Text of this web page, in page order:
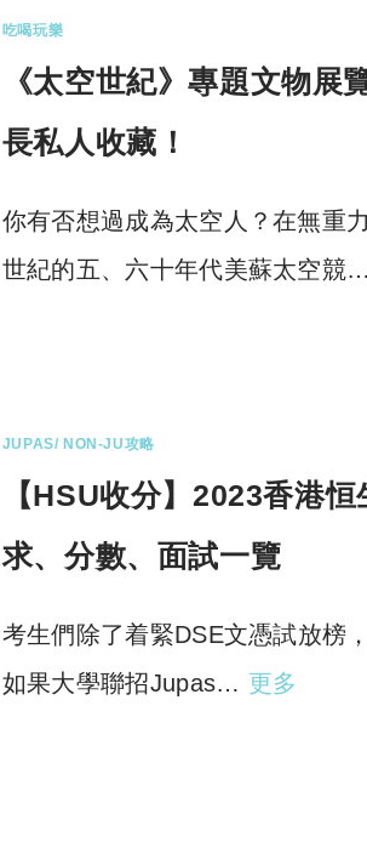
吃喝玩樂
《太空世紀》專題文物展
長私人收藏！
你有否想過成為太空人？在無重
世紀的五、六十年代美蘇太空競…
JUPAS/ NON-JU攻略
【HSU收分】2023香港
求、分數、面試一覽
考生們除了着緊DSE文憑試放榜
如果大學聯招Jupas… 更多